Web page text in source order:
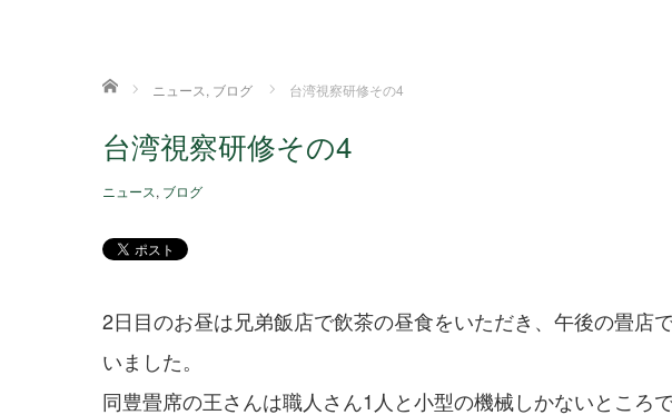
ホーム ニュース, ブログ 台湾視察研修その4
台湾視察研修その4
ニュース, ブログ
2日目のお昼は兄弟飯店で飲茶の昼食をいただき、午後の畳店
いました。
同豊畳席の王さんは職人さん1人と小型の機械しかないところ